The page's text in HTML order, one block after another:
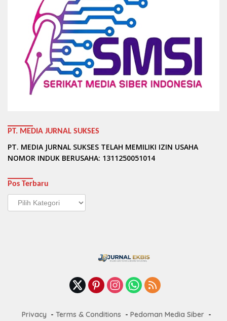
PT. MEDIA JURNAL SUKSES
PT. MEDIA JURNAL SUKSES TELAH MEMILIKI IZIN USAHA
NOMOR INDUK BERUSAHA: 1311250051014
Pos Terbaru
Pos
Terbaru
Privacy Terms & Conditions Pedoman Media Siber